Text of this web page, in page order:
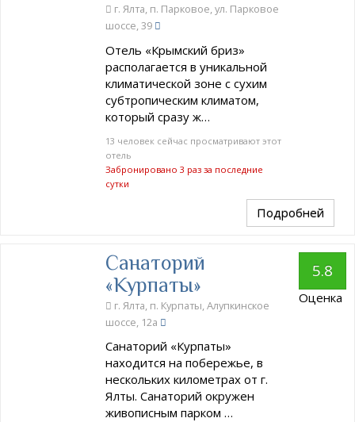
г. Ялта, п. Парковое, ул. Парковое
шоссе, 39
Отель «Крымский бриз»
располагается в уникальной
климатической зоне с сухим
субтропическим климатом,
который сразу ж…
13 человек сейчас просматривают этот
отель
Забронировано 3 раз за последние
сутки
Подробней
Санаторий
«Курпаты»
г. Ялта, п. Курпаты, Алупкинское
шоссе, 12а
Санаторий «Курпаты»
находится на побережье, в
нескольких километрах от г.
Ялты. Санаторий окружен
живописным парком …
5.8
Оценка